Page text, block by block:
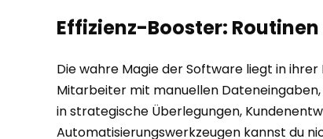
Effizienz-Booster:
Die wahre Magie der Software liegt in
Mitarbeiter mit manuellen
in strategische Überlegungen,
Automatisierungswerkzeugen kannst du